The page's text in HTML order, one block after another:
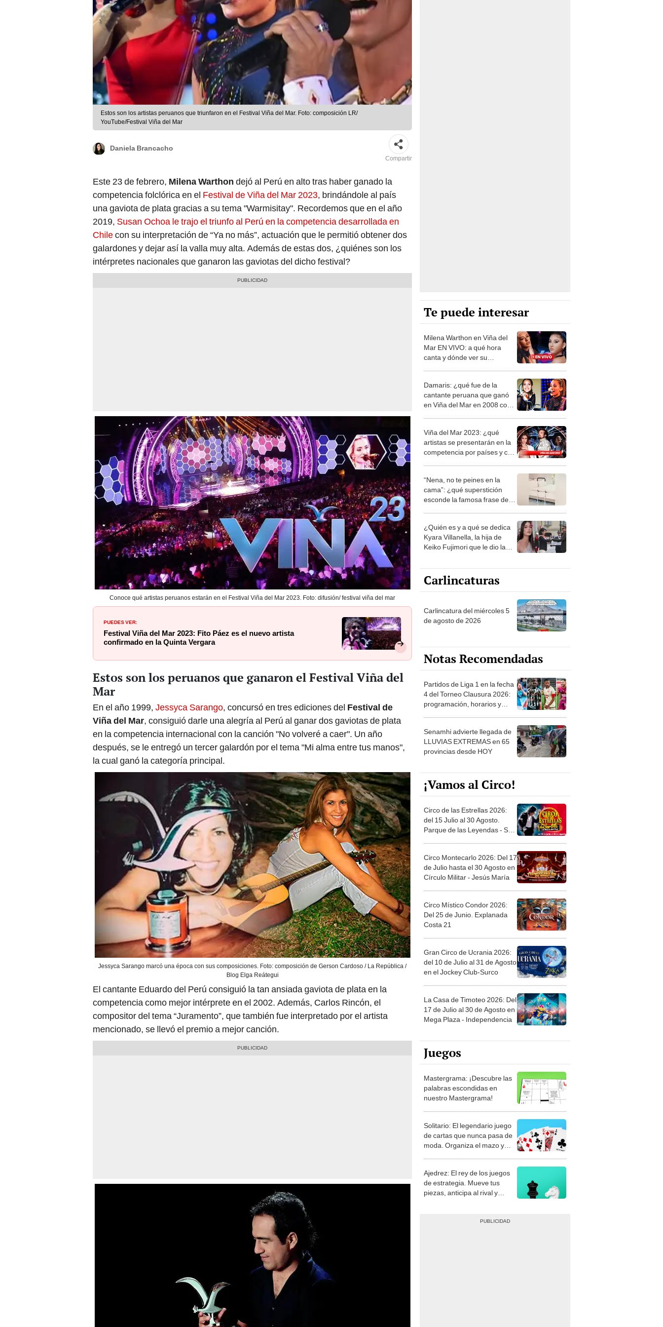
Estos son los artistas peruanos que triunfaron en el Festival Viña del Mar. Foto: composición LR/
YouTube/Festival Viña del Mar
Daniela Brancacho
Compartir
Este 23 de febrero, Milena Warthon dejó al Perú en alto tras haber ganado la
competencia folclórica en el Festival de Viña del Mar 2023, brindándole al país
una gaviota de plata gracias a su tema "Warmisitay". Recordemos que en el año
2019, Susan Ochoa le trajo el triunfo al Perú en la competencia desarrollada en
Chilecon su interpretación de “Ya no más”, actuación que le permitió obtener dos
galardones y dejar así la valla muy alta. Además de estas dos, ¿quiénes son los
intérpretes nacionales que ganaron las gaviotas del dicho festival?
Conoce qué artistas peruanos estarán en el Festival Viña del Mar 2023. Foto: difusión/ festival viña del mar
PUEDES VER:
Festival Viña del Mar 2023: Fito Páez es el nuevo artista
confirmado en la Quinta Vergara
Estos son los peruanos que ganaron el Festival Viña del
Mar
En el año 1999, Jessyca Sarango, concursó en tres ediciones del Festival de
Viña del Mar, consiguió darle una alegría al Perú al ganar dos gaviotas de plata
en la competencia internacional con la canción "No volveré a caer". Un año
después, se le entregó un tercer galardón por el tema "Mi alma entre tus manos",
la cual ganó la categoría principal.
Jessyca Sarango marcó una época con sus composiciones. Foto: composición de Gerson Cardoso / La República /
Blog Elga Reátegui
El cantante Eduardo del Perú consiguió la tan ansiada gaviota de plata en la
competencia como mejor intérprete en el 2002. Además, Carlos Rincón, el
compositor del tema “Juramento”, que también fue interpretado por el artista
mencionado, se llevó el premio a mejor canción.
Te puede interesar
Milena Warthon en Viña del
Mar EN VIVO: a qué hora
canta y dónde ver su
Damaris: ¿qué fue de la
cantante peruana que ganó
en Viña del Mar en 2008 con
Viña del Mar 2023: ¿qué
artistas se presentarán en la
competencia por países y cuál
“Nena, no te peines en la
cama”: ¿qué superstición
esconde la famosa frase de
¿Quién es y a qué se dedica
Kyara Villanella, la hija de
Keiko Fujimori que le dio la
Carlincaturas
Carlincatura del miércoles 5
de agosto de 2026
Notas Recomendadas
Partidos de Liga 1 en la fecha
4 del Torneo Clausura 2026:
programación, horarios y
Senamhi advierte llegada de
LLUVIAS EXTREMAS en 65
provincias desde HOY
¡Vamos al Circo!
Circo de las Estrellas 2026:
del 15 Julio al 30 Agosto.
Parque de las Leyendas - San
Circo Montecarlo 2026: Del 17
de Julio hasta el 30 Agosto en
Círculo Militar - Jesús María
Circo Místico Condor 2026:
Del 25 de Junio. Explanada
Costa 21
Gran Circo de Ucrania 2026:
del 10 de Julio al 31 de Agosto
en el Jockey Club-Surco
La Casa de Timoteo 2026: Del
17 de Julio al 30 de Agosto en
Mega Plaza - Independencia
Juegos
Mastergrama: ¡Descubre las
palabras escondidas en
nuestro Mastergrama!
Solitario: El legendario juego
de cartas que nunca pasa de
moda. Organiza el mazo y
Ajedrez: El rey de los juegos
de estrategia. Mueve tus
piezas, anticipa al rival y